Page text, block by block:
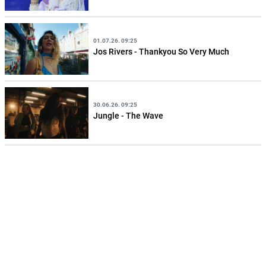
01.07.26. 09:25
Jos Rivers - Thankyou So Very Much
30.06.26. 09:25
Jungle - The Wave